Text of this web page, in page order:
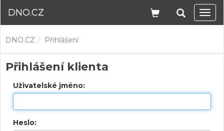
DNO.CZ
DNO.CZ Přihlášení
Přihlášení klienta
Uživatelské jméno:
Heslo: